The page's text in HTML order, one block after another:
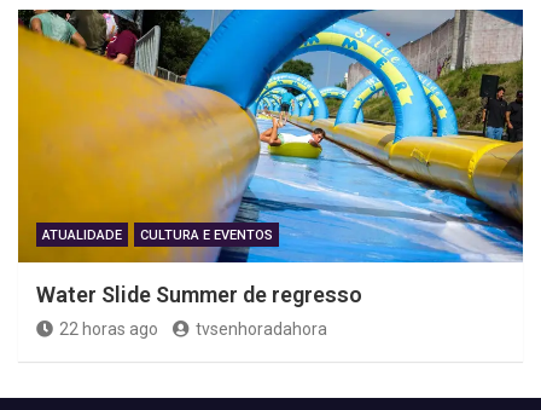
ATUALIDADE CULTURA E EVENTOS
Water Slide Summer de regresso
22 horas ago tvsenhoradahora